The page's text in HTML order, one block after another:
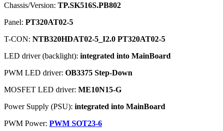
Chassis/Version: TP.SK516S.PB802
Panel: PT320AT02-5
T-CON: NTB320HDAT02-5_I2.0 PT320AT02-5
LED driver (backlight): integrated into MainBoard
PWM LED driver: OB3375 Step-Down
MOSFET LED driver: ME10N15-G
Power Supply (PSU): integrated into MainBoard
PWM Power: PWM SOT23-6